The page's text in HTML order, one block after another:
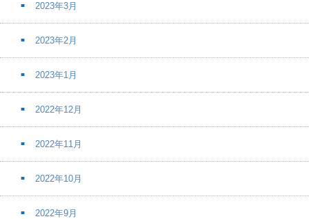
2023年3月
2023年2月
2023年1月
2022年12月
2022年11月
2022年10月
2022年9月